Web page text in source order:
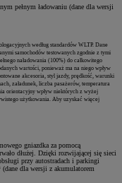
przyjemna, jak w dniu jej zakupu.
i naprawę każdego modelu
pełnym ładowaniu (dane dla wersji
według standardów WLTP. Dane
samochodów testowanych zgodnie z tymi
naładowania (100%) do całkowitego
wartości, ponieważ ma na niego wpływ
akcesoria, styl jazdy, prędkość, warunki
załadunek, liczba pasażerów, temperatura
orientacyjny wpływ niektórych z wyżej
użytkowania. Aby uzyskać więcej
gniazdka za pomocą
dłużej. Dzięki rozwijającej się sieci
przy autostradach i parkingi
dla wersji z akumulatorem